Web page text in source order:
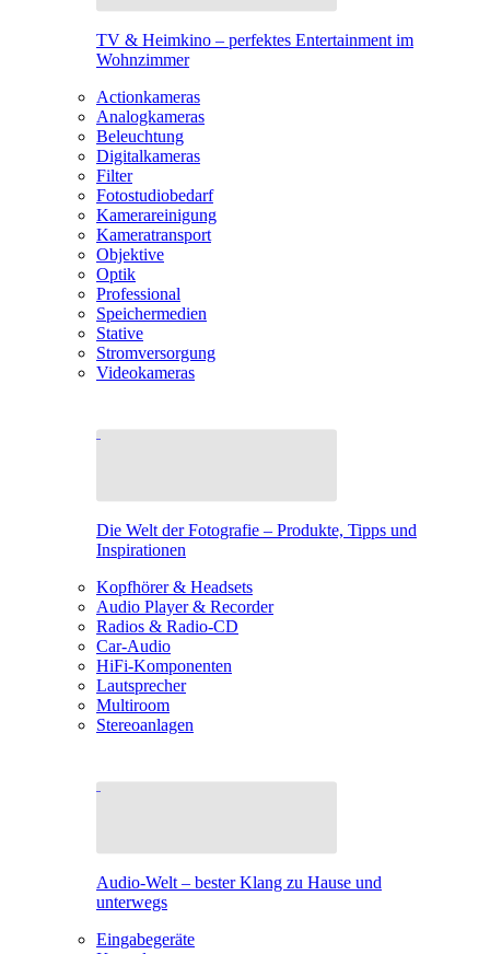
TV & Heimkino – perfektes Entertainment im
Wohnzimmer
Actionkameras
Analogkameras
Beleuchtung
Digitalkameras
Filter
Fotostudiobedarf
Kamerareinigung
Kameratransport
Objektive
Optik
Professional
Speichermedien
Stative
Stromversorgung
Videokameras
Die Welt der Fotografie – Produkte, Tipps und
Inspirationen
Kopfhörer & Headsets
Audio Player & Recorder
Radios & Radio-CD
Car-Audio
HiFi-Komponenten
Lautsprecher
Multiroom
Stereoanlagen
Audio-Welt – bester Klang zu Hause und
unterwegs
Eingabegeräte